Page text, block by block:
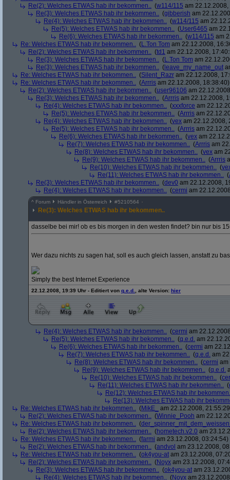
Re(2): Welches ETWAS hab ihr bekommen.. (w114/115 am
Re(3): Welches ETWAS hab ihr bekommen.. (gibberish am
Re(4): Welches ETWAS hab ihr bekommen.. (w114/115 am
Re(5): Welches ETWAS hab ihr bekommen.. (User6465 am
Re(6): Welches ETWAS hab ihr bekommen.. (w114/115 am
Re: Welches ETWAS hab ihr bekommen.. (L.Ton Tom am 22.12.2008,
Re(2): Welches ETWAS hab ihr bekommen.. (td1 am 22.12.2008,
Re(3): Welches ETWAS hab ihr bekommen.. (L.Ton Tom am
Re(3): Welches ETWAS hab ihr bekommen.. ( leave_my_name_out
Re: Welches ETWAS hab ihr bekommen.. (Silent_Razr am 22.12.2008,
Re: Welches ETWAS hab ihr bekommen.. (Arrris am 22.12.2008, 18:38:40)
Re(2): Welches ETWAS hab ihr bekommen.. (user96106 am
Re(3): Welches ETWAS hab ihr bekommen.. (Arrris am 22.12.2008,
Re(4): Welches ETWAS hab ihr bekommen.. (xxxforce am
Re(5): Welches ETWAS hab ihr bekommen.. (Arrris am
Re(4): Welches ETWAS hab ihr bekommen.. (vex am 22.12.2008,
Re(5): Welches ETWAS hab ihr bekommen.. (Arrris am
Re(6): Welches ETWAS hab ihr bekommen.. (vex am
Re(7): Welches ETWAS hab ihr bekommen.. (Arrris am
Re(8): Welches ETWAS hab ihr bekommen.. (vex am
Re(9): Welches ETWAS hab ihr bekommen.. (Arrris
Re(10): Welches ETWAS hab ihr bekommen.. (
Re(11): Welches ETWAS hab ihr bekommen.. (
Re(3): Welches ETWAS hab ihr bekommen.. (dev0 am 22.12.2008,
Re(4): Welches ETWAS hab ihr bekommen.. (cermi am
^ Forum Händler in Österreich #5210564
Re(3): Welches ETWAS hab ihr bekommen..
dasselbe bei mir! ob es bis morgen in den westen findet? bin nur bis
Wer dazu nichts zu sagen hat, soll es auch gleich lassen, anstatt zu
Simply the best Internet Experience
22.12.2008, 19:39 Uhr - Editiert von q.e.d. , alte Version: hier
Re(4): Welches ETWAS hab ihr bekommen.. (cermi am
Re(5): Welches ETWAS hab ihr bekommen.. (q.e.d. am
Re(6): Welches ETWAS hab ihr bekommen.. (cermi am
Re(7): Welches ETWAS hab ihr bekommen.. (q.e.d. am
Re(8): Welches ETWAS hab ihr bekommen.. (cermi am
Re(9): Welches ETWAS hab ihr bekommen.. (q.e.d.
Re(10): Welches ETWAS hab ihr bekommen.. (
Re(11): Welches ETWAS hab ihr bekommen.. (
Re(12): Welches ETWAS hab ihr
Re(13): Welches ETWAS hab ihr
Re: Welches ETWAS hab ihr bekommen.. (MikE_
am 22.12.2008,
Re(2): Welches ETWAS hab ihr bekommen.. (Winnie_Pooh am
Re: Welches ETWAS hab ihr bekommen.. (
Re(2): Welches ETWAS hab ihr bekommen.. (hometech.v2.0 am
Re: Welches ETWAS hab ihr bekommen.. (farmi am 23.12.2008, 03:24:54)
Re(2): Welches ETWAS hab ihr bekommen.. (andvol am 23.12.2008,
Re: Welches ETWAS hab ihr bekommen.. (ok4you-at am 23.12.2008,
Re(2): Welches ETWAS hab ihr bekommen.. (Noyx am 23.12.2008,
Re(3): Welches ETWAS hab ihr bekommen.. (ok4you-at am
Re(4): Welches ETWAS hab ihr bekommen.. (Noyx am